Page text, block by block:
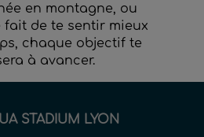
en montagne, ou
fait de te sentir mieux
chaque objectif te
à avancer.
STADIUM LYON